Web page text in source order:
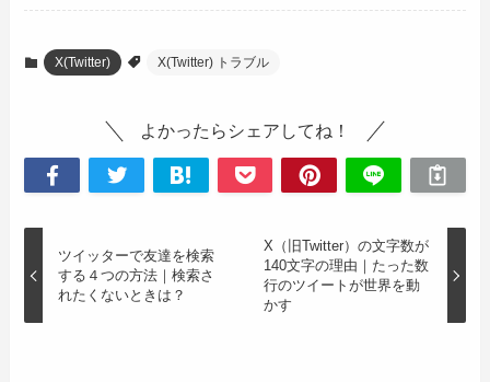
X(Twitter) X(Twitter) トラブル
よかったらシェアしてね！
ツイッターで友達を検索
する４つの方法｜検索さ
れたくないときは？
X（旧Twitter）の文字数が
140文字の理由｜たった数
行のツイートが世界を動
かす